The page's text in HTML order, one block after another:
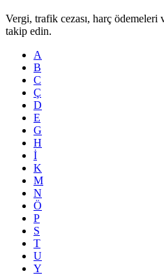
Vergi, trafik cezası, harç ödemeleri
takip edin.
A
B
C
Ç
D
E
G
H
İ
K
M
N
Ö
P
S
T
U
Y